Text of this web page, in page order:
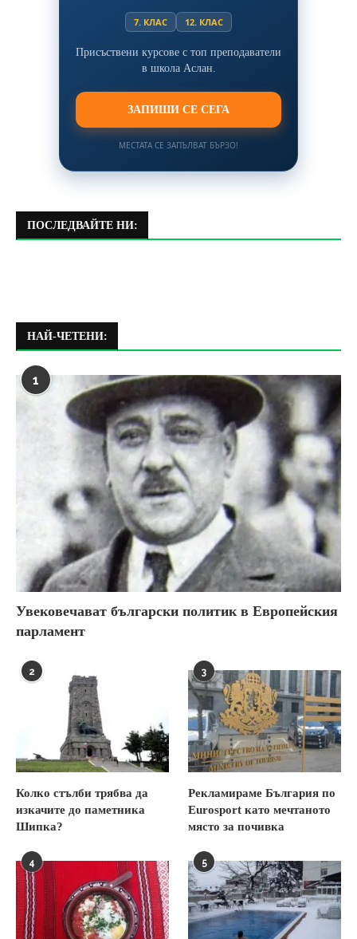
7. КЛАС 12. КЛАС
Присъствени курсове с топ преподаватели
в школа Аслан.
ЗАПИШИ СЕ СЕГА
МЕСТАТА СЕ ЗАПЪЛВАТ БЪРЗО!
ПОСЛЕДВАЙТЕ НИ:
НАЙ-ЧЕТЕНИ:
1
Увековечават български политик в Европейския
парламент
2
Колко стълби трябва да
изкачите до паметника
Шипка?
3
Рекламираме България по
Eurosport като мечтаното
място за почивка
4 5